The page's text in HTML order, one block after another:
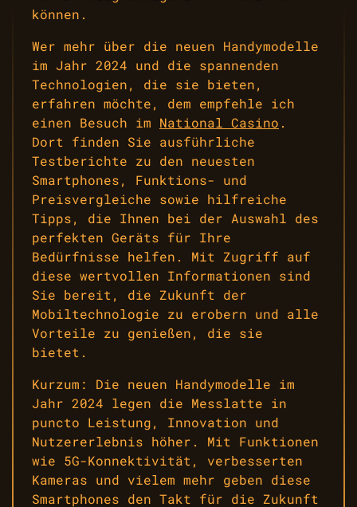
können.
Wer mehr über die neuen Handymodelle
im Jahr 2024 und die spannenden
Technologien, die sie bieten,
erfahren möchte, dem empfehle ich
einen Besuch im National Casino .
Dort finden Sie ausführliche
Testberichte zu den neuesten
Smartphones, Funktions- und
Preisvergleiche sowie hilfreiche
Tipps, die Ihnen bei der Auswahl des
perfekten Geräts für Ihre
Bedürfnisse helfen. Mit Zugriff auf
diese wertvollen Informationen sind
Sie bereit, die Zukunft der
Mobiltechnologie zu erobern und alle
Vorteile zu genießen, die sie
bietet.
Kurzum: Die neuen Handymodelle im
Jahr 2024 legen die Messlatte in
puncto Leistung, Innovation und
Nutzererlebnis höher. Mit Funktionen
wie 5G-Konnektivität, verbesserten
Kameras und vielem mehr geben diese
Smartphones den Takt für die Zukunft